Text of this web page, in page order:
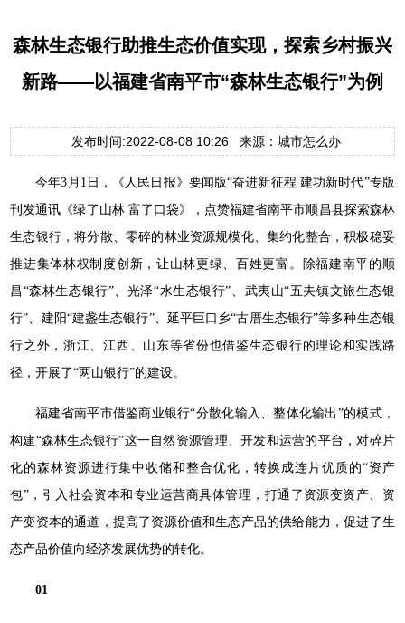
森林生态银行助推生态价值实现，探索乡村振兴
新路——以福建省南平市“森林生态银行”为例
发布时间:2022-08-08 10:26 来源：城市怎么办
今年3月1日，《人民日报》要闻版“奋进新征程 建功新时代”专版
刊发通讯《绿了山林 富了口袋》，点赞福建省南平市顺昌县探索森林
生态银行，将分散、零碎的林业资源规模化、集约化整合，积极稳妥
推进集体林权制度创新，让山林更绿、百姓更富。除福建南平的顺
昌“森林生态银行”、光泽“水生态银行”、武夷山“五夫镇文旅生态银
行”、建阳“建盏生态银行”、延平巨口乡“古厝生态银行”等多种生态银
行之外，浙江、江西、山东等省份也借鉴生态银行的理论和实践路
径，开展了“两山银行”的建设。
福建省南平市借鉴商业银行“分散化输入、整体化输出”的模式，
构建“森林生态银行”这一自然资源管理、开发和运营的平台，对碎片
化的森林资源进行集中收储和整合优化，转换成连片优质的“资产
包”，引入社会资本和专业运营商具体管理，打通了资源变资产、资
产变资本的通道，提高了资源价值和生态产品的供给能力，促进了生
态产品价值向经济发展优势的转化。
01